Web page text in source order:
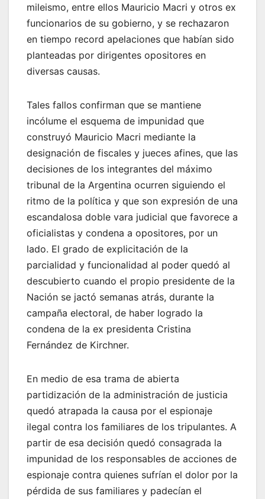
mileismo, entre ellos Mauricio Macri y otros ex
funcionarios de su gobierno, y se rechazaron
en tiempo record apelaciones que habían sido
planteadas por dirigentes opositores en
diversas causas.
Tales fallos confirman que se mantiene
incólume el esquema de impunidad que
construyó Mauricio Macri mediante la
designación de fiscales y jueces afines, que las
decisiones de los integrantes del máximo
tribunal de la Argentina ocurren siguiendo el
ritmo de la política y que son expresión de una
escandalosa doble vara judicial que favorece a
oficialistas y condena a opositores, por un
lado. El grado de explicitación de la
parcialidad y funcionalidad al poder quedó al
descubierto cuando el propio presidente de la
Nación se jactó semanas atrás, durante la
campaña electoral, de haber logrado la
condena de la ex presidenta Cristina
Fernández de Kirchner.
En medio de esa trama de abierta
partidización de la administración de justicia
quedó atrapada la causa por el espionaje
ilegal contra los familiares de los tripulantes. A
partir de esa decisión quedó consagrada la
impunidad de los responsables de acciones de
espionaje contra quienes sufrían el dolor por la
pérdida de sus familiares y padecían el